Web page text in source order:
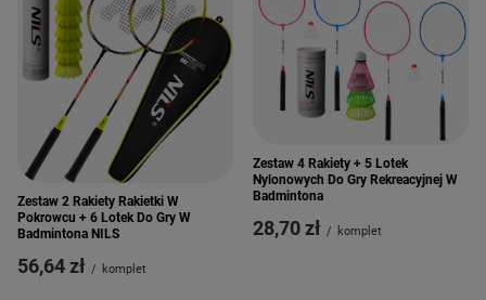
Zestaw 2 Rakiety Rakietki W
Pokrowcu + 6 Lotek Do Gry W
Badmintona NILS
56,64 zł / komplet
Zestaw 4 Rakiety + 5 Lotek
Nylonowych Do Gry Rekreacyjnej W
Badmintona
28,70 zł / komplet